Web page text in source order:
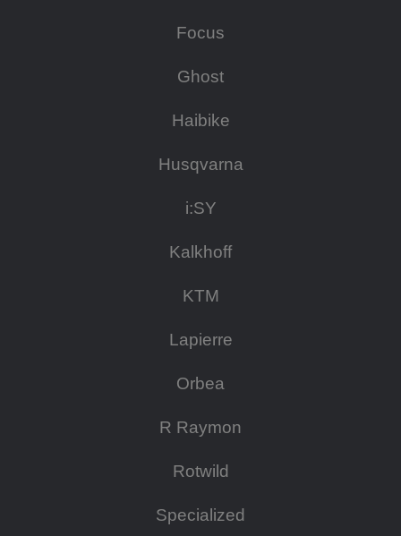
Focus
Ghost
Haibike
Husqvarna
i:SY
Kalkhoff
KTM
Lapierre
Orbea
R Raymon
Rotwild
Specialized